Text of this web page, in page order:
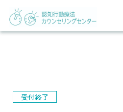
受付終了